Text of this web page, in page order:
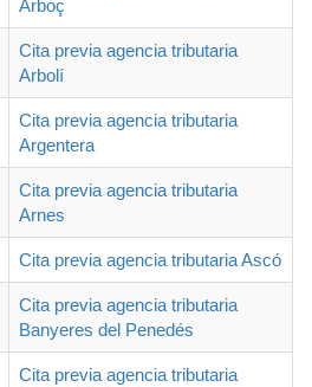
Arboç
Cita previa agencia tributaria
Arbolí
Cita previa agencia tributaria
Argentera
Cita previa agencia tributaria
Arnes
Cita previa agencia tributaria Ascó
Cita previa agencia tributaria
Banyeres del Penedés
Cita previa agencia tributaria